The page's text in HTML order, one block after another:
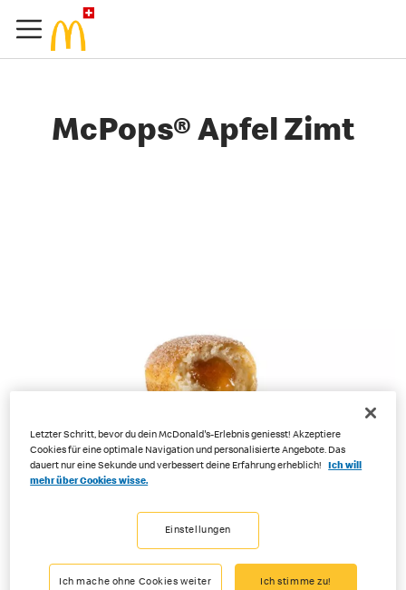
McPops® Apfel Zimt
Kombination in allen McDonald’s® Restaurants in der Schweiz
erhältlich.
Letzter Schritt, bevor du dein McDonald's-Erlebnis geniesst! Akzeptiere
Cookies für eine optimale Navigation und personalisierte Angebote. Das
dauert nur eine Sekunde und verbessert deine Erfahrung erheblich!
Ich will
mehr über Cookies wisse.
Einstellungen
Ich mache ohne Cookies weiter Ich stimme zu!